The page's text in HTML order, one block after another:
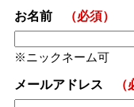
お名前 （必須）
ニックネーム可
メールアドレス （